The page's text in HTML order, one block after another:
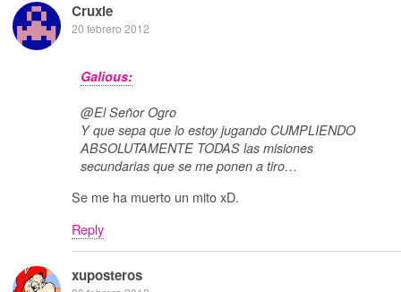
Cruxie
20 febrero 2012
Galious:
@El Señor Ogro
Y que sepa que lo estoy jugando CUMPLIENDO
ABSOLUTAMENTE TODAS las misiones
secundarias que se me ponen a tiro…
Se me ha muerto un mito xD.
Reply
xuposteros